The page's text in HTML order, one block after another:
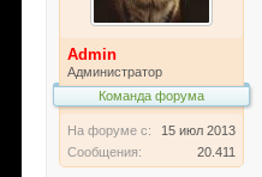
Admin
Администратор
Команда форума
На форуме с:
15 июл 2013
Сообщения:
20.411